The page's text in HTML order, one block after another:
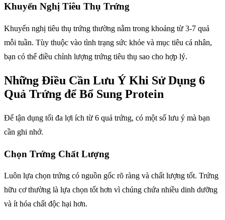
Khuyến Nghị Tiêu Thụ Trứng
Khuyến nghị tiêu thụ trứng thường nằm trong khoảng từ 3-7 quả
mỗi tuần. Tùy thuộc vào tình trạng sức khỏe và mục tiêu cá nhân,
bạn có thể điều chỉnh lượng trứng tiêu thụ sao cho hợp lý.
Những Điều Cần Lưu Ý Khi Sử Dụng 6
Quả Trứng để Bổ Sung Protein
Để tận dụng tối đa lợi ích từ 6 quả trứng, có một số lưu ý mà bạn
cần ghi nhớ.
Chọn Trứng Chất Lượng
Luôn lựa chọn trứng có nguồn gốc rõ ràng và chất lượng tốt. Trứng
hữu cơ thường là lựa chọn tốt hơn vì chúng chứa nhiều dinh dưỡng
và ít hóa chất độc hại hơn.